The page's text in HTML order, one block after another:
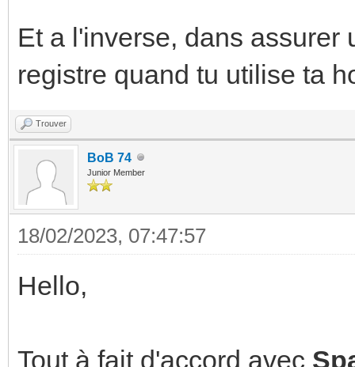
Et a l'inverse, dans assurer
registre quand tu utilise ta
Trouver
BoB 74
Junior Member
18/02/2023, 07:47:57
Hello,
Tout à fait d'accord avec